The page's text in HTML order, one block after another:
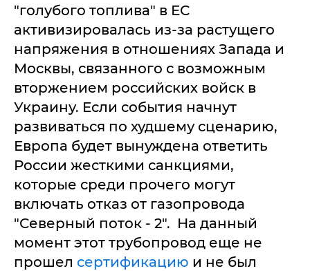
"голубого топлива" в ЕС
активизировалась из-за растущего
напряжения в отношениях Запада и
Москвы, связанного с возможным
вторжением российских войск в
Украину. Если события начнут
развиваться по худшему сценарию,
Европа будет вынуждена ответить
России жесткими санкциями,
которые среди прочего могут
включать отказ от газопровода
"Северный поток - 2". На данный
момент этот трубопровод еще не
прошел сертификацию и не был